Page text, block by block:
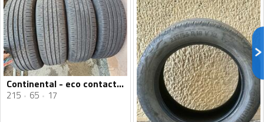
Continental - eco contact 6 - Ljetnja guma
215 65 17